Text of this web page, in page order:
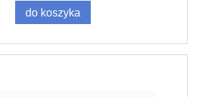
do koszyka